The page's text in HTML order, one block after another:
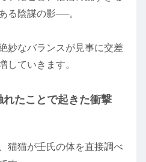
る陰謀の影──。
妙なバランスが見事に交差
していきます。
たことで起きた衝撃
猫猫が壬氏の体を直接調べ